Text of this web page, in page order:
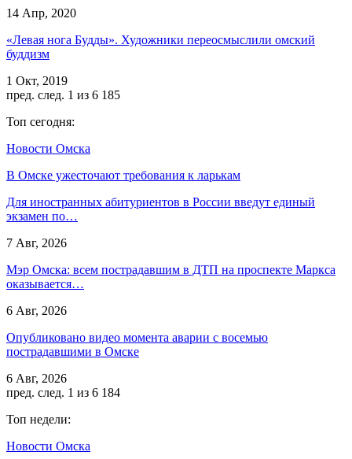
14 Апр, 2020
«Левая нога Будды». Художники переосмыслили омский
буддизм
1 Окт, 2019
пред. след. 1 из 6 185
Топ сегодня:
Новости Омска
В Омске ужесточают требования к ларькам
Для иностранных абитуриентов в России введут единый
экзамен по…
7 Авг, 2026
Мэр Омска: всем пострадавшим в ДТП на проспекте Маркса
оказывается…
6 Авг, 2026
Опубликовано видео момента аварии с восемью
пострадавшими в Омске
6 Авг, 2026
пред. след. 1 из 6 184
Топ недели:
Новости Омска